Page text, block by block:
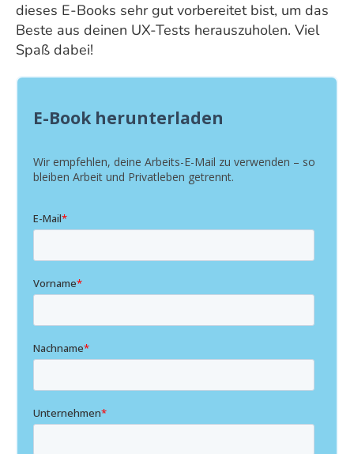
dieses E-Books sehr gut vorbereitet bist, um das
Beste aus deinen UX-Tests herauszuholen. Viel
Spaß dabei!